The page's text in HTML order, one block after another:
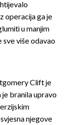
operacija ga je
u manjim
više odavao
Clift je
je branila upravo
njegove